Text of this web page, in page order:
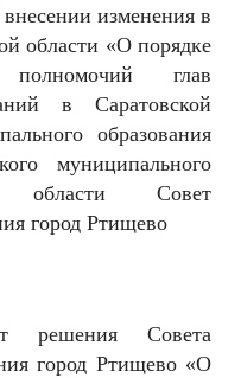
изменения в
области «О порядке
глав
в Саратовской
образования
муниципального
области Совет
город Ртищево
решения Совета
город Ртищево «О